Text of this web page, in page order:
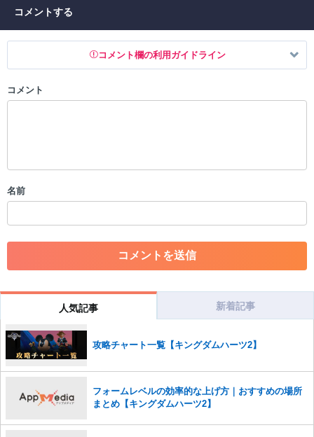
コメントする
コメント欄の利用ガイドライン
以下の書き込みを禁止とし、場合によってはコメント削除や書き込み制
・一度削除された投稿を再び投稿すること
・アカウントの売買など金銭が絡む内容の投稿
・各ゲームのネタバレを含む内容の投稿
・その他、管理者が不適切と判断した投稿
だけますでしょうか。
※投稿内容を確認後、順次対応さ
せていただきます。ご了承ください。
※一度削除したコメントは復元ができませんのでご注意くだ
また、過度な利用規約の違反や、弊社に損害の及ぶ内容の書き込みがあ
った場合は、法的措置をとらせていただく場合もございますので、あら
コメント
名前
人気記事 新着記事
攻略チャート一覧【キングダムハーツ2】
フォームレベルの効率的な上げ方｜おすすめの場所
まとめ【キングダムハーツ2】